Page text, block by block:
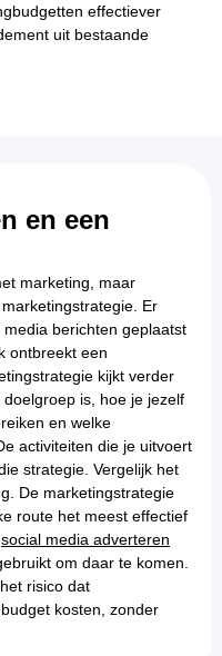
effectiever
uit bestaande
en een
marketing, maar
Er
berichten geplaatst
ontbreekt een
kijkt verder
is, hoe je jezelf
en welke
activiteiten die je uitvoert
strategie. Vergelijk het
De marketingstrategie
route het meest effectief
social media adverteren
om daar te komen.
risico dat
kosten, zonder